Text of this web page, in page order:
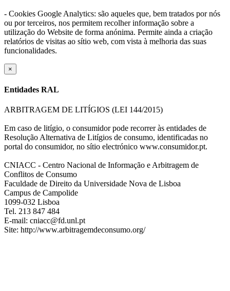
- Cookies Google Analytics: são aqueles que, bem tratados por nós
ou por terceiros, nos permitem recolher informação sobre a
utilização do Website de forma anónima. Permite ainda a criação
relatórios de visitas ao sítio web, com vista à melhoria das suas
funcionalidades.
×
Entidades RAL
ARBITRAGEM DE LITÍGIOS (LEI 144/2015)
Em caso de litígio, o consumidor pode recorrer às entidades de
Resolução Alternativa de Litígios de consumo, identificadas no
portal do consumidor, no sítio electrónico www.consumidor.pt.
CNIACC - Centro Nacional de Informação e Arbitragem de
Conflitos de Consumo
Faculdade de Direito da Universidade Nova de Lisboa
Campus de Campolide
1099-032 Lisboa
Tel. 213 847 484
E-mail: cniacc@fd.unl.pt
Site: http://www.arbitragemdeconsumo.org/